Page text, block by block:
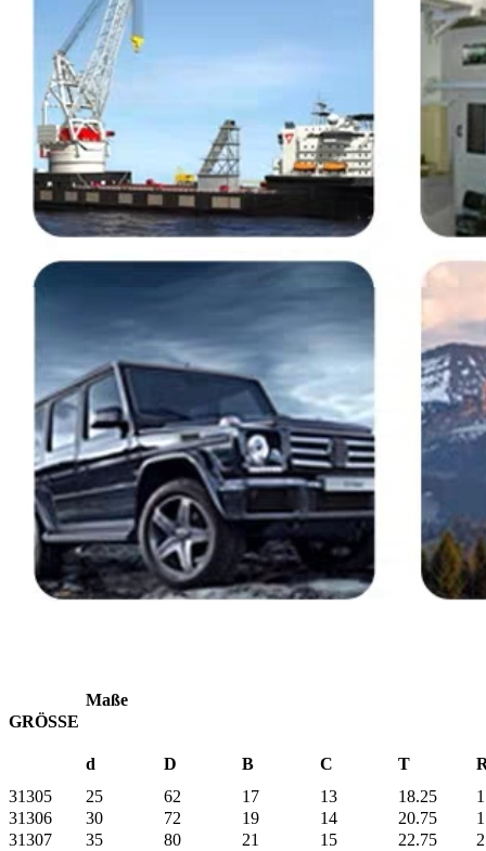
GRÖSSE
Maße
d D B C T
31305
25 62 17 13 18.25
31306
30 72 19 14 20.75
31307
35 80 21 15 22.75
2